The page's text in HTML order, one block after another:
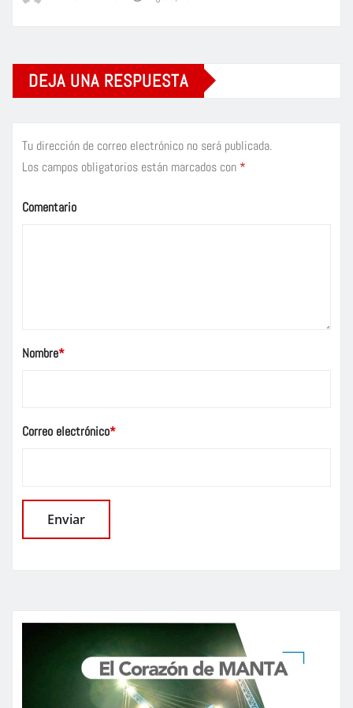
DEJA UNA RESPUESTA
Tu dirección de correo electrónico no será publicada.
Los campos obligatorios están marcados con *
Comentario
Nombre*
Correo electrónico*